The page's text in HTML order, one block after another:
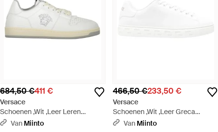
684,50 €411 €
Versace
Schoenen ,Wit ,Leer Leren
Sneakers Met Logo Detail - Wit
Van Miinto
466,50 €233,50 €
Versace
Schoenen ,Wit ,Leer Greca
Sneakers - Wit
Van Miinto